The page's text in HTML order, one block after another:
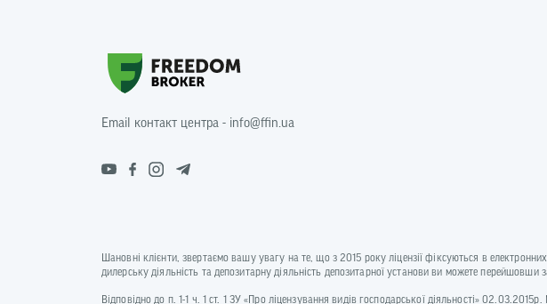
Email контакт центра - info@ffin.ua
Шановні клієнти, звертаємо вашу увагу на те, що з 2015 року ліцензії фіксуються в
дилерську діяльність та депозитарну діяльність депозитарної установи ви можете перейшовши
Відповідно до п. 1-1 ч. 1 ст. 1 ЗУ «Про ліцензування видів господарської діяльності»